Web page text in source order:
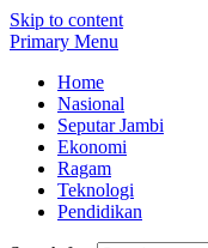
Skip to content
Primary Menu
Home
Nasional
Seputar Jambi
Ekonomi
Ragam
Teknologi
Pendidikan